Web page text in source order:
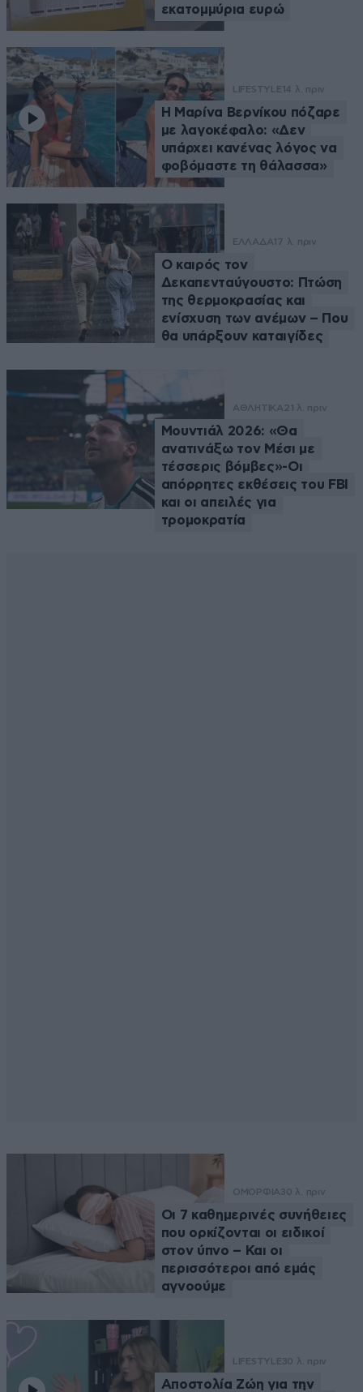
εκατομμύρια ευρώ
LIFESTYLE 14 λ. πριν
Η Μαρίνα Βερνίκου πόζαρε
με λαγοκέφαλο: «Δεν
υπάρχει κανένας λόγος να
φοβόμαστε τη θάλασσα»
ΕΛΛΑΔΑ 17 λ. πριν
Ο καιρός τον
Δεκαπενταύγουστο: Πτώση
της θερμοκρασίας και
ενίσχυση των ανέμων – Που
θα υπάρξουν καταιγίδες
ΑΘΛΗΤΙΚΑ 21 λ. πριν
Μουντιάλ 2026: «Θα
ανατινάξω τον Μέσι με
τέσσερις βόμβες»-Οι
απόρρητες εκθέσεις του FBI
και οι απειλές για
τρομοκρατία
ΟΜΟΡΦΙΑ30 λ. πριν
Οι 7 καθημερινές συνήθειες
που ορκίζονται οι ειδικοί
στον ύπνο – Και οι
περισσότεροι από εμάς
αγνοούμε
LIFESTYLE30 λ. πριν
Αποστολία Ζώη για την